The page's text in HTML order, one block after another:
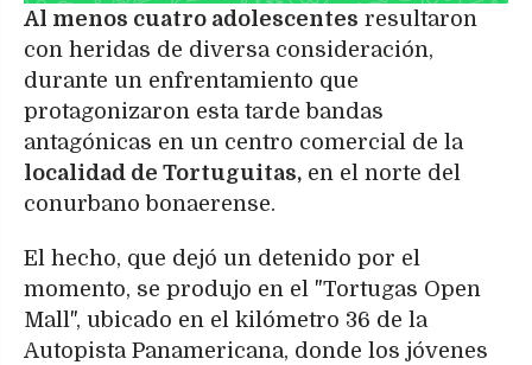
Al menos cuatro adolescentes resultaron
con heridas de diversa consideración,
durante un enfrentamiento que
protagonizaron esta tarde bandas
antagónicas en un centro comercial de la
localidad de Tortuguitas, en el norte del
conurbano bonaerense.
El hecho, que dejó un detenido por el
momento, se produjo en el "Tortugas Open
Mall", ubicado en el kilómetro 36 de la
Autopista Panamericana, donde los jóvenes